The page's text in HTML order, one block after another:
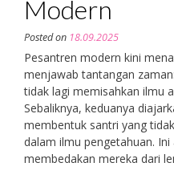
Modern
Posted on 18.09.2025
Pesantren modern kini
menjawab tantangan zaman:
tidak lagi memisahkan ilmu
Sebaliknya, keduanya
membentuk santri yang
dalam ilmu pengetahuan.
membedakan mereka dari